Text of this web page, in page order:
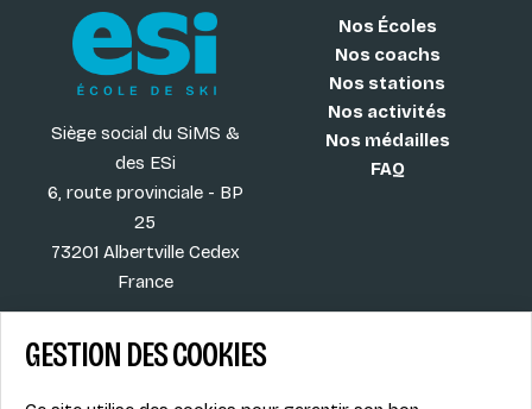
Siège social du SiMS &
des ESi
6, route provinciale - BP
25
73201 Albertville Cedex
France
Nos Écoles
Nos coachs
Nos stations
Nos activités
Nos médailles
FAQ
GESTION DES COOKIES